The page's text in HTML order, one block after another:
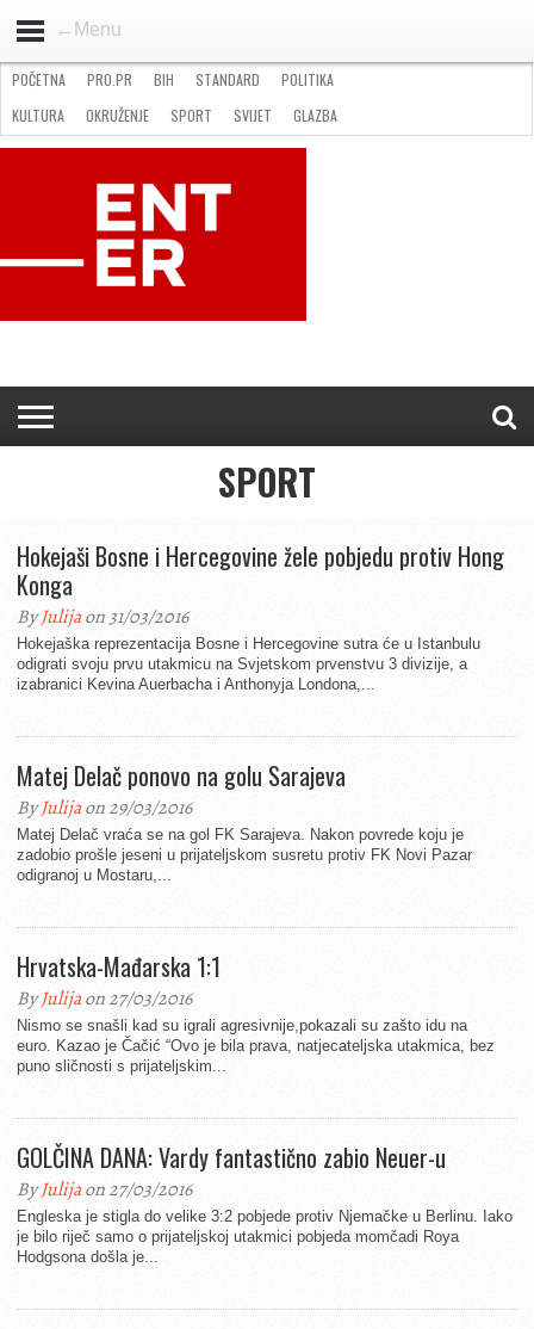
←Menu
STANDARD
GOSPODARSTVO
OKRUŽENJE
POČETNA PRO.PR BIH STANDARD
POLITIKA
KULTURA
OKRUŽENJE SPORT SVIJET
GLAZBA
NATJEČAJI
FILMING LOCATION IN BH KONTAKT
SPORT
Hokejaši Bosne i Hercegovine žele pobjedu protiv Hong
Konga
ByJulijaon 31/03/2016
Hokejaška reprezentacija Bosne i Hercegovine sutra će u Istanbulu
odigrati svoju prvu utakmicu na Svjetskom prvenstvu 3 divizije, a
izabranici Kevina Auerbacha i Anthonyja Londona,...
Matej Delač ponovo na golu Sarajeva
ByJulijaon 29/03/2016
Matej Delač vraća se na gol FK Sarajeva. Nakon povrede koju je
zadobio prošle jeseni u prijateljskom susretu protiv FK Novi Pazar
odigranoj u Mostaru,...
Hrvatska-Mađarska 1:1
ByJulijaon 27/03/2016
Nismo se snašli kad su igrali agresivnije,pokazali su zašto idu na
euro. Kazao je Čačić “Ovo je bila prava, natjecateljska utakmica, bez
puno sličnosti s prijateljskim...
GOLČINA DANA: Vardy fantastično zabio Neuer-u
ByJulijaon 27/03/2016
Engleska je stigla do velike 3:2 pobjede protiv Njemačke u Berlinu. Iako
je bilo riječ samo o prijateljskoj utakmici pobjeda momčadi Roya
Hodgsona došla je...